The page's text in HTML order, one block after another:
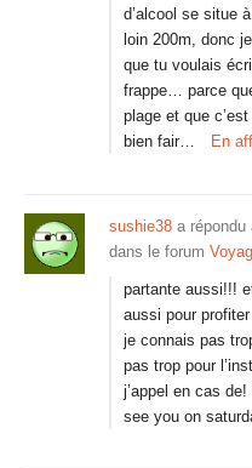
d’alcool se situe
loin 200m, donc
que tu voulais
frappe… parce
plage et que
bien fair…
En
sushie38 a répondu
dans le forum
partante aussi!!!
aussi pour
je connais pas
pas trop pour
j’appel en cas de!
see you on